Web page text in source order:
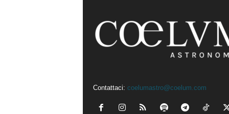
Contattaci: coelumastro@coelum.com